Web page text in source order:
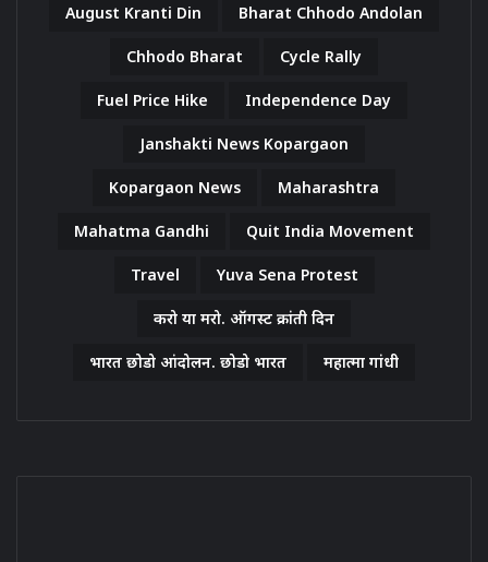
August Kranti Din Bharat Chhodo Andolan
Chhodo Bharat Cycle Rally
Fuel Price Hike Independence Day
Janshakti News Kopargaon
Kopargaon News Maharashtra
Mahatma Gandhi Quit India Movement
Travel Yuva Sena Protest
करो या मरो. ऑगस्ट क्रांती दिन
भारत छोडो आंदोलन. छोडो भारत महात्मा गांधी